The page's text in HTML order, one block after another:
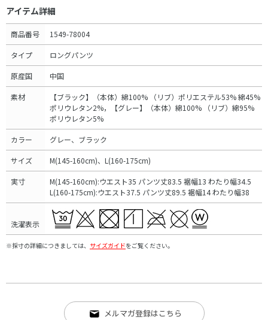
アイテム詳細
商品番号 1549-78004
タイプ ロングパンツ
原産国 中国
素材
【ブラック】（本体）綿100% （リブ）ポリエステル53% 綿45%
ポリウレタン2%，【グレー】（本体）綿100% （リブ）綿95%
ポリウレタン5%
カラー グレー、ブラック
サイズ M(145-160cm)、L(160-175cm)
実寸
M(145-160cm):ウエスト35 パンツ丈83.5 裾幅13 わたり幅34.5
L(160-175cm):ウエスト37.5 パンツ丈89.5 裾幅14 わたり幅38
洗濯表示
※採寸の詳細につきましては、 サイズガイドをご覧ください。
メルマガ登録はこちら